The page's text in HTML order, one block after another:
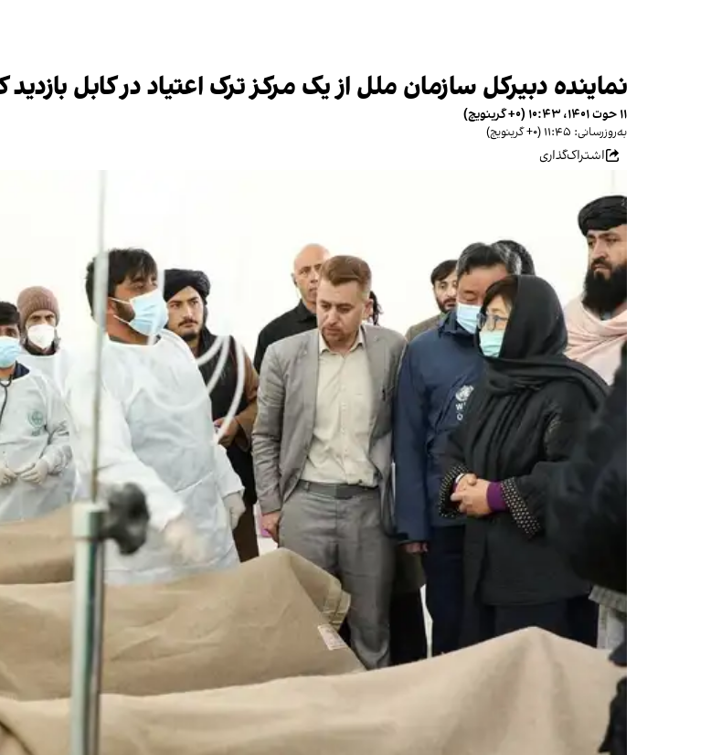
نماینده دبیرکل سازمان ملل از یک مرکز ترک اعتیاد در کابل بازدید
۱۱ حوت ۱۴۰۱، ۱۰:۴۳ (‎+۰ گرینویچ)
به‌روزرسانی: ۱۱:۴۵ (‎+۰ گرینویچ)
اشتراک‌گذاری